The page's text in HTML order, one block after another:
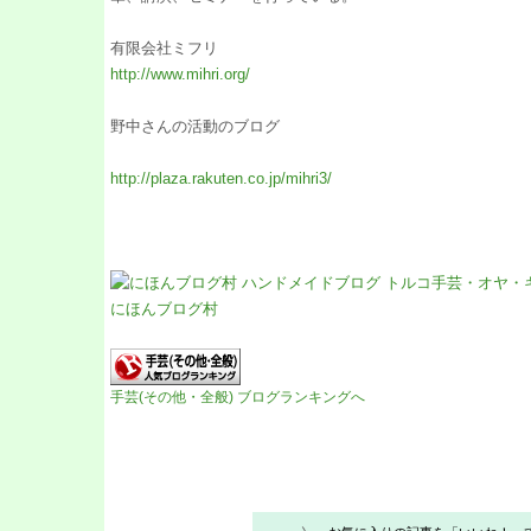
有限会社ミフリ
http://www.mihri.org/
野中さんの活動のブログ
http://plaza.rakuten.co.jp/mihri3/
にほんブログ村
手芸(その他・全般) ブログランキングへ